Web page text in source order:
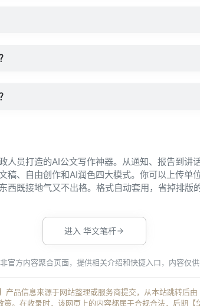
人员打造的AI公文写作神器。从通知、报告到讲
稿、自由创作和AI润色四大模式。你可以上传单
西既接地气又不出格。格式自动套用，省掉排版的
进入 华文笔杆
官方内容聚合页面，提供相关介绍和快捷入口，内容仅供
产品信息来源于网站整理或服务商提交，从本站跳转后
。在收录时，该网页上的内容都属于合规合法，后期